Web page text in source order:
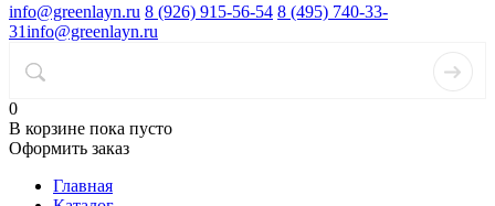
info@greenlayn.ru 8 (926) 915-56-54 8 (495) 740-33-
31info@greenlayn.ru
0
В корзине пока пусто
Оформить заказ
Главная